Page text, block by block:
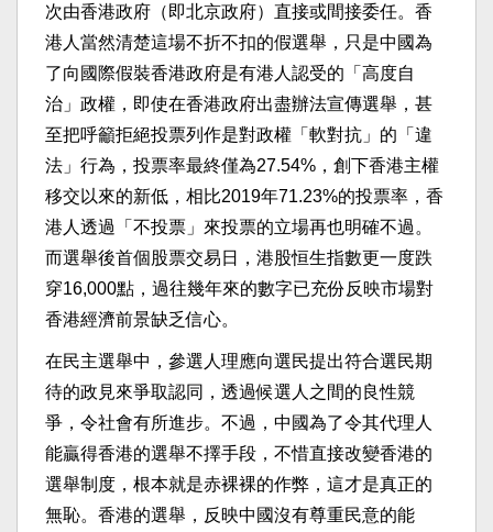
次由香港政府（即北京政府）直接或間接委任。香
港人當然清楚這場不折不扣的假選舉，只是中國為
了向國際假裝香港政府是有港人認受的「高度自
治」政權，即使在香港政府出盡辦法宣傳選舉，甚
至把呼籲拒絕投票列作是對政權「軟對抗」的「違
法」行為，投票率最終僅為27.54%，創下香港主權
移交以來的新低，相比2019年71.23%的投票率，香
港人透過「不投票」來投票的立場再也明確不過。
而選舉後首個股票交易日，港股恒生指數更一度跌
穿16,000點，過往幾年來的數字已充份反映市場對
香港經濟前景缺乏信心。
在民主選舉中，參選人理應向選民提出符合選民期
待的政見來爭取認同，透過候選人之間的良性競
爭，令社會有所進步。不過，中國為了令其代理人
能贏得香港的選舉不擇手段，不惜直接改變香港的
選舉制度，根本就是赤裸裸的作弊，這才是真正的
無恥。香港的選舉，反映中國沒有尊重民意的能